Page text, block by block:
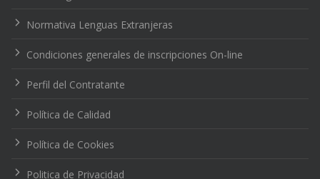
Normativa Lenguas Extranjeras
Condiciones generales de inscripciones On-line
Perfil del Contratante
Política de Calidad
Política de Cookies
Politica de Privacidad